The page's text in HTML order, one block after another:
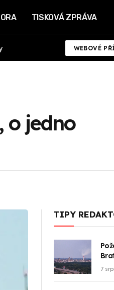
TISKOVÁ ZPRÁVA
WEBOVÉ
o jedno
TIPY
7